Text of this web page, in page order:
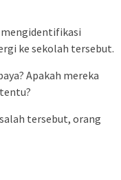
ke sekolah tersebut.
Apakah mereka
tersebut, orang